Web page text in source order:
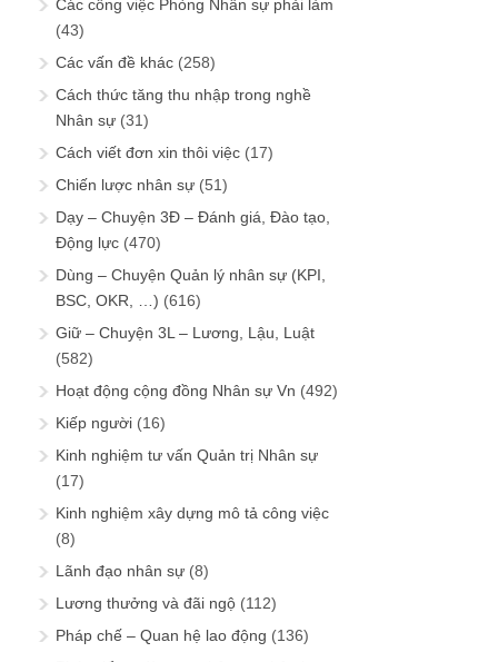
Các công việc Phòng Nhân sự phải làm
(43)
Các vấn đề khác (258)
Cách thức tăng thu nhập trong nghề
Nhân sự (31)
Cách viết đơn xin thôi việc (17)
Chiến lược nhân sự (51)
Dạy – Chuyện 3Đ – Đánh giá, Đào tạo,
Động lực (470)
Dùng – Chuyện Quản lý nhân sự (KPI,
BSC, OKR, …) (616)
Giữ – Chuyện 3L – Lương, Lậu, Luật
(582)
Hoạt động cộng đồng Nhân sự Vn (492)
Kiếp người (16)
Kinh nghiệm tư vấn Quản trị Nhân sự
(17)
Kinh nghiệm xây dựng mô tả công việc
(8)
Lãnh đạo nhân sự (8)
Lương thưởng và đãi ngộ (112)
Pháp chế – Quan hệ lao động (136)